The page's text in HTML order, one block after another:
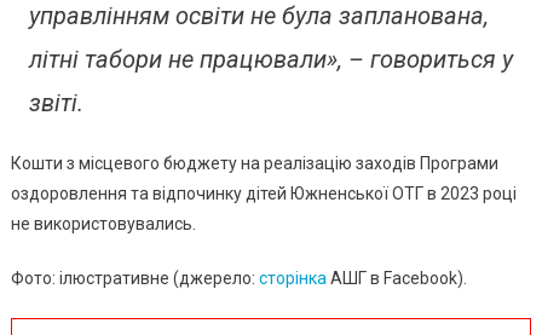
управлінням освіти не була запланована,
літні табори не працювали», – говориться у
звіті.
Кошти з місцевого бюджету на реалізацію заходів Програми
оздоровлення та відпочинку дітей Южненської ОТГ в 2023 році
не використовувались.
Фото: ілюстративне (джерело: сторінкаАШГ в Facebook).